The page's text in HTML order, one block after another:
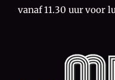
vanaf 11.30 uur voor